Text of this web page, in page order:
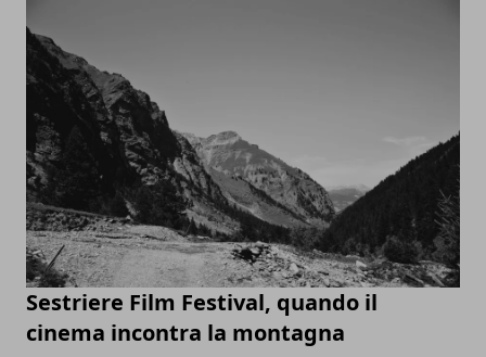
Sestriere Film Festival, quando il
cinema incontra la montagna